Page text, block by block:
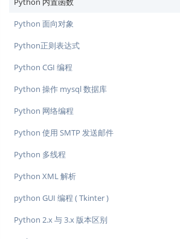
Python 面向对象
Python正则表达式
Python CGI 编程
Python 操作 mysql 数据库
Python 网络编程
Python 使用 SMTP 发送邮件
Python 多线程
Python XML 解析
python GUI 编程 ( Tkinter )
Python 2.x 与 3​​.x 版本区别